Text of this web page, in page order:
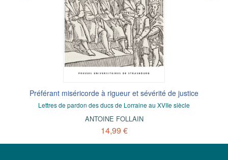
Préférant miséricorde à rigueur et sévérité de justice
Lettres de pardon des ducs de Lorraine au XVIIe siècle
ANTOINE FOLLAIN
14,99 €